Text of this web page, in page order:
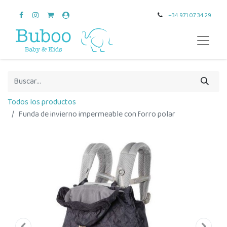
+34 971 07 34 29
Todos los productos
Funda de invierno impermeable con forro polar